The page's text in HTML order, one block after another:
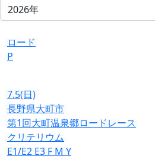
ロード
P
7.5(日)
長野県大町市
第1回大町温泉郷ロードレース
クリテリウム
E1/E2 E3 F M Y